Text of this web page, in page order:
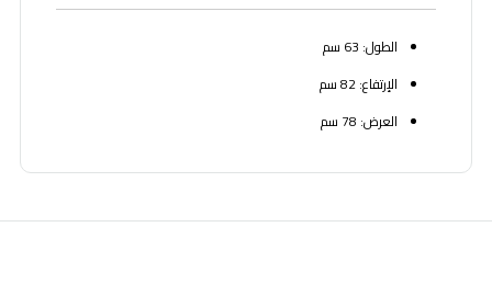
الطول: 63 سم
الإرتفاع: 82 سم
العرض: 78 سم